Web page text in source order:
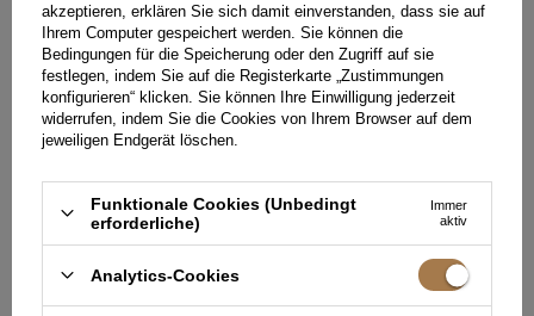
RICH - VERGOLDETE STAHLOHRRINGE
49,00 €
GRÖSSE
STYLING KAUFEN
akzeptieren, erklären Sie sich damit einverstanden, dass sie auf
Ihrem Computer gespeichert werden. Sie können die
Bedingungen für die Speicherung oder den Zugriff auf sie
festlegen, indem Sie auf die Registerkarte „Zustimmungen
konfigurieren“ klicken. Sie können Ihre Einwilligung jederzeit
widerrufen, indem Sie die Cookies von Ihrem Browser auf dem
jeweiligen Endgerät löschen.
Funktionale Cookies (Unbedingt
erforderliche)
Immer
aktiv
Analytics-Cookies